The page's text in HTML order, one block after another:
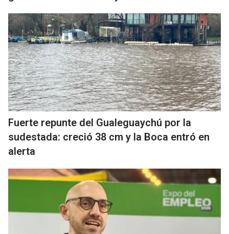
Fuerte repunte del Gualeguaychú por la
sudestada: creció 38 cm y la Boca entró en
alerta